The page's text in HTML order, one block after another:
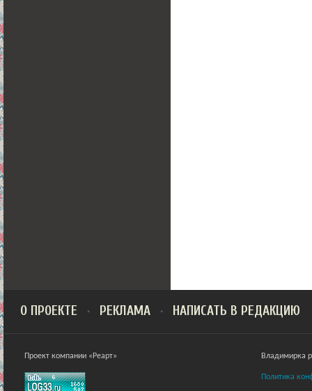
О ПРОЕКТЕ РЕКЛАМА НАПИСАТЬ В РЕДАКЦИЮ
Проект компании «Реарт» Владимирка
Политика